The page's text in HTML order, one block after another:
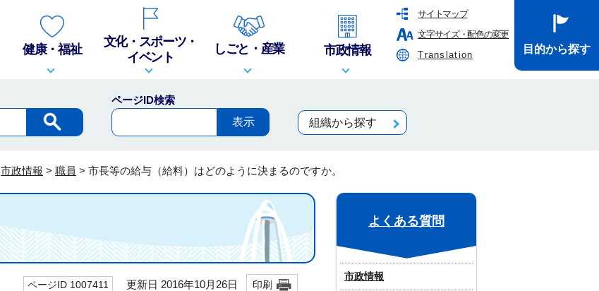
サイトマップ
文字サイズ・配色の変更
Translation
健康・福祉
文化・スポーツ・
イベント
しごと・産業 市政情報 目的から探す
ページID検索
組織から探す
市政情報 > 職員 > 市長等の給与（給料）はどのように決まるのですか。
ページID 1007411 更新日 2016年10月26日 印刷
よくある質問
市政情報